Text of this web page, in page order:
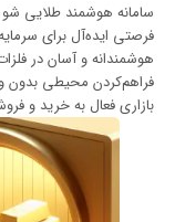
سامانه هوشمند طلایی شو
فرصتی ایده‌آل برای
هوشمندانه و آسان در
فراهم‌کردن محیطی بدون
بازاری فعال به خرید و